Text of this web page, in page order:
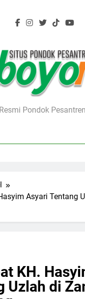
Pondok
Asyari Tentang
KH.
Uzlah di